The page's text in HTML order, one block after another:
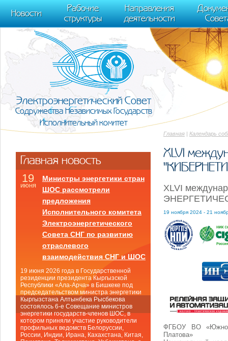
m[i].l=1*new Date(); for (var j = 0; j < document.scripts.length; j++) {if
[0],k.async=1,k.src=r,a.parentNode.insertBefore(k,a)}) (window,
trackLinks:true, accurateTrackBounce:true });
Новости
Рабочие
структуры
Направления
деятельности
Электроэнергетический Совет
Содружества Независимых Государств
Исполнительный комитет
Главная | Календарь
XLVI
XLVI
19 ноября 2024 - 21
ФГБОУ ВО «Южно-
Платова»
Главная новость
19
июня
Министры энергетики стран
ШОС рассмотрели
предложения
Исполнительного комитета
Электроэнергетического
Совета СНГ по развитию
отраслевого
взаимодействия СНГ и ШОС
19 июня 2026 года в Государственной
резиденции президента Кыргызской
Республики «Ала-Арча» в Бишкеке под
председательством министра энергетики
Кыргызстана Алтынбека Рысбекова
состоялось 6-е Совещание министров
энергетики государств-членов ШОС, в
котором приняли участие руководители
профильных ведомств Белоруссии,
России, Индии, Ирана, Кахахстана, Китая,